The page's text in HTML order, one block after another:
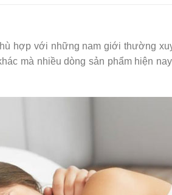
hợp với những nam giới thường
mà nhiều dòng sản phẩm hiện